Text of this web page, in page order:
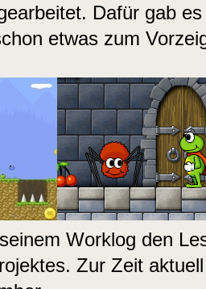
Dafür gab
etwas zum
Worklog den
Zur Zeit